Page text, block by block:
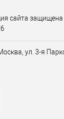
сайта защищена
ул. 3-я